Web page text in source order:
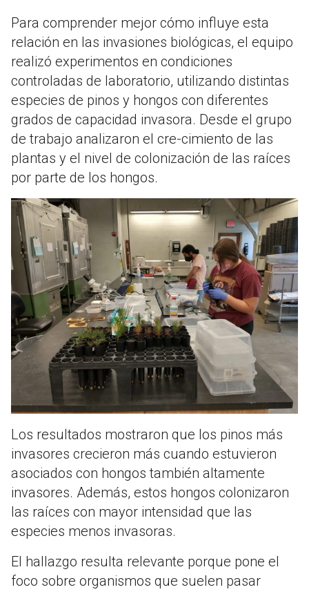
Para comprender mejor cómo influye esta
relación en las invasiones biológicas, el equipo
realizó experimentos en condiciones
controladas de laboratorio, utilizando distintas
especies de pinos y hongos con diferentes
grados de capacidad invasora. Desde el grupo
de trabajo analizaron el cre-cimiento de las
plantas y el nivel de colonización de las raíces
por parte de los hongos.
Los resultados mostraron que los pinos más
invasores crecieron más cuando estuvieron
asociados con hongos también altamente
invasores. Además, estos hongos colonizaron
las raíces con mayor intensidad que las
especies menos invasoras.
El hallazgo resulta relevante porque pone el
foco sobre organismos que suelen pasar